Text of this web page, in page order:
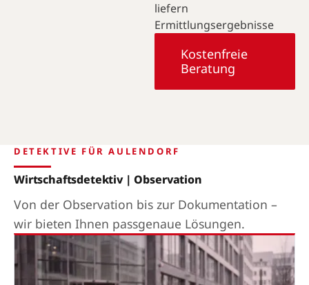
liefern
Ermittlungsergebnisse
Kostenfreie
Beratung
DETEKTIVE FÜR AULENDORF
Wirtschaftsdetektiv | Observation
Von der Observation bis zur Dokumentation –
wir bieten Ihnen passgenaue Lösungen.